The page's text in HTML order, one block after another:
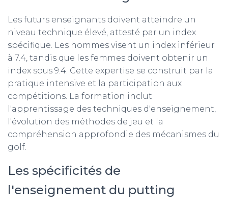
Les futurs enseignants doivent atteindre un
niveau technique élevé, attesté par un index
spécifique. Les hommes visent un index inférieur
à 7.4, tandis que les femmes doivent obtenir un
index sous 9.4. Cette expertise se construit par la
pratique intensive et la participation aux
compétitions. La formation inclut
l'apprentissage des techniques d'enseignement,
l'évolution des méthodes de jeu et la
compréhension approfondie des mécanismes du
golf.
Les spécificités de
l'enseignement du putting